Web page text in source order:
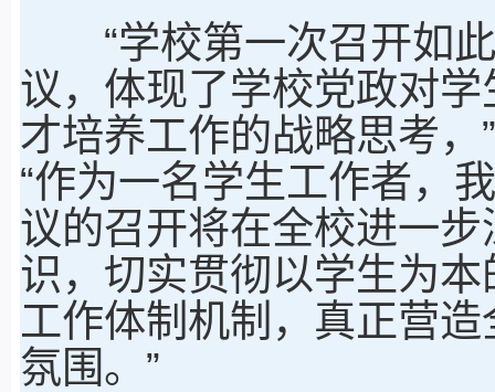
“学校第一次召开如此
议，体现了学校党政对
才培养工作的战略思考
“作为一名学生工作者，
议的召开将在全校进一步
识，切实贯彻以学生为
工作体制机制，真正营
氛围。”